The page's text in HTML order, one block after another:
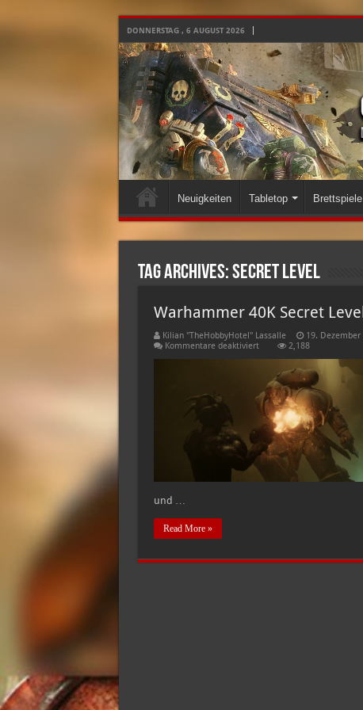
DONNERSTAG , 6 AUGUST 2026
Neuigkeiten Tabletop Brettspiele
Tag Archives:secret level
Warhammer 40K Secret
Kilian "TheHobbyHotel" Lassalle 19. Dezember
Kommentare deaktiviertfür
Secret
Level
–
Die
Kultisten
des
Chaos
erklärt!
2,188
und …
Read More »